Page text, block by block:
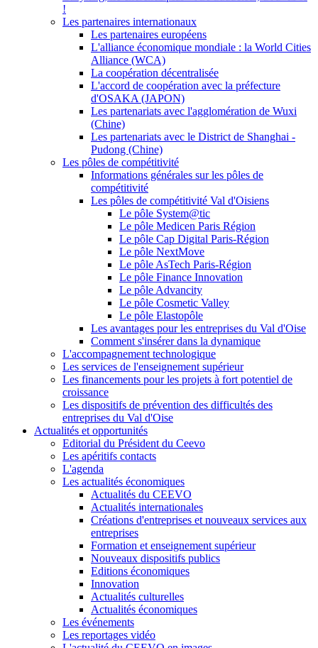
!
Les partenaires internationaux
Les partenaires européens
L'alliance économique mondiale : la World Cities
Alliance (WCA)
La coopération décentralisée
L'accord de coopération avec la préfecture
d'OSAKA (JAPON)
Les partenariats avec l'agglomération de Wuxi
(Chine)
Les partenariats avec le District de Shanghai -
Pudong (Chine)
Les pôles de compétitivité
Informations générales sur les pôles de
compétitivité
Les pôles de compétitivité Val d'Oisiens
Le pôle System@tic
Le pôle Medicen Paris Région
Le pôle Cap Digital Paris-Région
Le pôle NextMove
Le pôle AsTech Paris-Région
Le pôle Finance Innovation
Le pôle Advancity
Le pôle Cosmetic Valley
Le pôle Elastopôle
Les avantages pour les entreprises du Val d'Oise
Comment s'insérer dans la dynamique
L'accompagnement technologique
Les services de l'enseignement supérieur
Les financements pour les projets à fort potentiel de
croissance
Les dispositifs de prévention des difficultés des
entreprises du Val d'Oise
Actualités et opportunités
Editorial du Président du Ceevo
Les apéritifs contacts
L'agenda
Les actualités économiques
Actualités du CEEVO
Actualités internationales
Créations d'entreprises et nouveaux services aux
entreprises
Formation et enseignement supérieur
Nouveaux dispositifs publics
Editions économiques
Innovation
Actualités culturelles
Actualités économiques
Les événements
Les reportages vidéo